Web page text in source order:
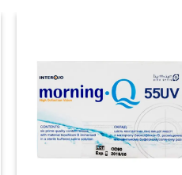
علاقه
مندی